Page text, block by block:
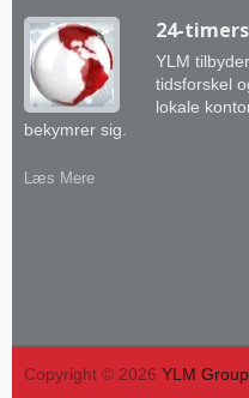
24-
YLM
tidsforskel
lokale
bekymrer sig.
Læs Mere
Copyright © 2026 YLM Group